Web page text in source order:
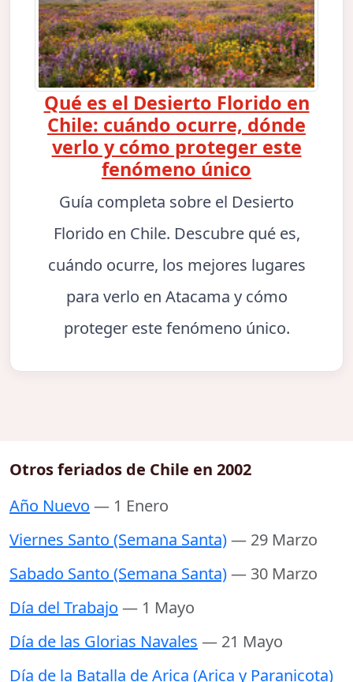
Qué es el Desierto Florido en
Chile: cuándo ocurre, dónde
verlo y cómo proteger este
fenómeno único
Guía completa sobre el Desierto
Florido en Chile. Descubre qué es,
cuándo ocurre, los mejores lugares
para verlo en Atacama y cómo
proteger este fenómeno único.
Otros feriados de Chile en 2002
Año Nuevo — 1 Enero
Viernes Santo (Semana Santa)— 29 Marzo
Sabado Santo (Semana Santa)— 30 Marzo
Día del Trabajo — 1 Mayo
Día de las Glorias Navales — 21 Mayo
Día de la Batalla de Arica (Arica y Paranicota)